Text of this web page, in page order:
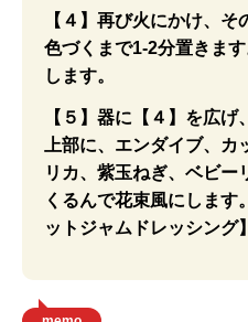
【４】再び火にかけ、そ
色づくまで1‐2分置きま
します。
【５】器に【４】を広
上部に、エンダイブ、
リカ、紫玉ねぎ、ベビー
くるんで花束風にします
ットジャムドレッシング